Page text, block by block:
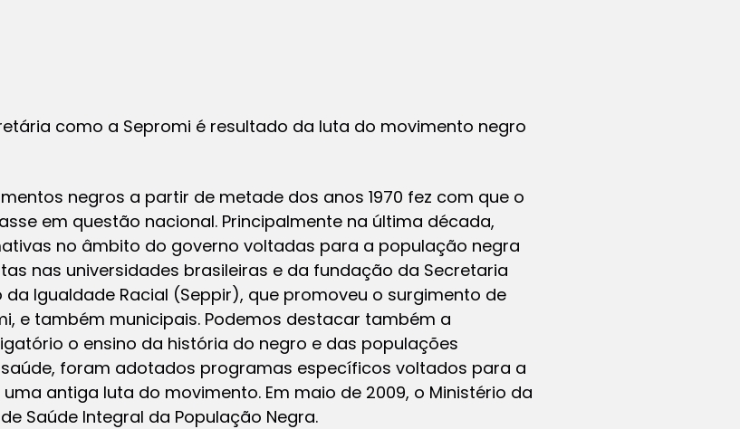
como a Sepromi é resultado da luta do movimento negro
negros a partir de metade dos anos 1970 fez com que o
em questão nacional. Principalmente na última década,
no âmbito do governo voltadas para a população negra
nas universidades brasileiras e da fundação da Secretaria
da Igualdade Racial (Seppir), que promoveu o surgimento de
e também municipais. Podemos destacar também a
o ensino da história do negro e das populações
foram adotados programas específicos voltados para a
antiga luta do movimento. Em maio de 2009, o Ministério da
Saúde Integral da População Negra.